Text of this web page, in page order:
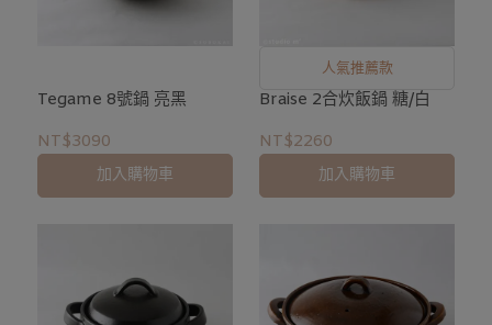
Tegame 8號鍋 亮黑
NT$3090
加入購物車
人氣推薦款
Braise 2合炊飯鍋 糖/白
NT$2260
加入購物車